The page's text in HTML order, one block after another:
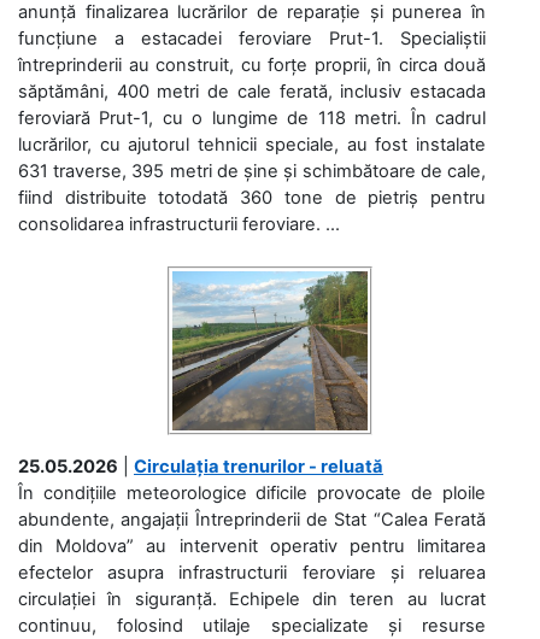
anunță finalizarea lucrărilor de reparație și punerea în
funcțiune a estacadei feroviare Prut-1. Specialiștii
întreprinderii au construit, cu forțe proprii, în circa două
săptămâni, 400 metri de cale ferată, inclusiv estacada
feroviară Prut-1, cu o lungime de 118 metri. În cadrul
lucrărilor, cu ajutorul tehnicii speciale, au fost instalate
631 traverse, 395 metri de șine și schimbătoare de cale,
fiind distribuite totodată 360 tone de pietriș pentru
consolidarea infrastructurii feroviare. ...
25.05.2026
Circulația trenurilor - reluată
În condițiile meteorologice dificile provocate de ploile
abundente, angajații Întreprinderii de Stat “Calea Ferată
din Moldova” au intervenit operativ pentru limitarea
efectelor asupra infrastructurii feroviare și reluarea
circulației în siguranță. Echipele din teren au lucrat
continuu, folosind utilaje specializate și resurse